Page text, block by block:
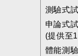
測驗式
申論式
(提供至
體能測